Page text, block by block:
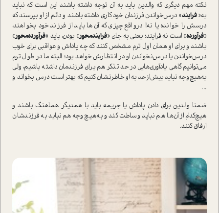
نكته مهم ديگري كه والدين بايد به آن توجه داشته باشند اين است كه نبايد
به«فرايند» درس‌خواندن فرزندان خود كاري داشته باشند و دائم از او بپرسند كه
درسش را خوانده يا نه! درواقع چيزي كه آن‌ها بايد از فرزند خود بخواهند،
«فرآورده» است نه فرايند؛ يعني به جاي «فرايند‌محور» بودن، بايد «فرآورده‌محور»
باشند و براي او همان اول ترم مشخص كنند كه چه پاداش و عواقبي براي خوب
درس‌خواندن يا درس‌نخواندن او در انتظارش خواهد بود؛ البته ما در طول ترم
مي‌توانيم گاهي يادآوري‌هايي در حد تذكر هم براي فرزندمان داشته باشيم، ولي
به‌هيچ‌وجه نبايد بيش‌از‌حد به او خاطر‌نشان كنيم كه بهتر است درس بخواند و
...
ضمنا والدين براي دادن پاداش يا جريمه بايد با همديگر هماهنگ باشند و
هيچ‌كدام از آن‌ها هم نبايد وساطت كند و به‌هيچ‌وجه هم نبايد به فرزندشان
ارفاق كنند.